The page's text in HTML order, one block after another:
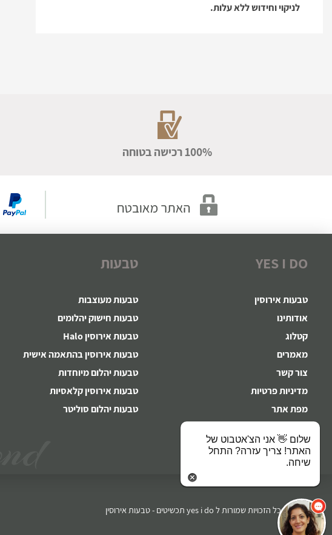
לניקוי וחידוש ללא עלות.
100% רכישה בטוחה
YES I DO
טבעות אירוסין
אודותינו
קטלוג
מאמרים
צור קשר
מדיניות פרטיות
מפת אתר
תקנון האתר
טבעות
טבעות מעוצבות
טבעות חישוק יהלומים
טבעות אירוסין Halo
טבעות אירוסין בהתאמה אישית
טבעות יהלום מיוחדות
טבעות אירוסין קלאסיות
טבעות יהלום סוליטר
© 2026 כל הזכויות שמורות ל yes i do תכשיטים - טבעות אירוסין
שלום 👋 אני הצ'אטבוט של
האתר! צריך עזרה? התחל
שיחה.